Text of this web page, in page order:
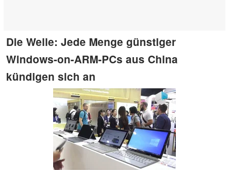
Die Welle: Jede Menge günstiger
Windows-on-ARM-PCs aus China
kündigen sich an